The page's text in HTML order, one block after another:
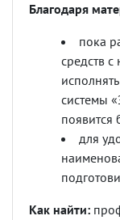
Благодаря
пока
средств
системы
для
Как найти: